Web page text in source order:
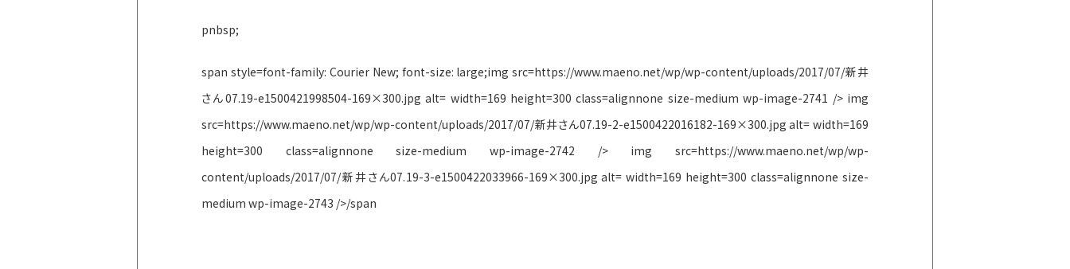
pnbsp;
span style=font-family: Courier New; font-size: large;img src=https://www.maeno.net/wp/wp-content/uploads/2017/07/新井
さん07.19-e1500421998504-169×300.jpg alt= width=169 height=300 class=alignnone size-medium wp-image-2741 /> img
src=https://www.maeno.net/wp/wp-content/uploads/2017/07/新井さん07.19-2-e1500422016182-169×300.jpg alt= width=169
height=300 class=alignnone size-medium wp-image-2742 /> img src=https://www.maeno.net/wp/wp-
content/uploads/2017/07/新井さん07.19-3-e1500422033966-169×300.jpg alt= width=169 height=300 class=alignnone size-
medium wp-image-2743 />/span